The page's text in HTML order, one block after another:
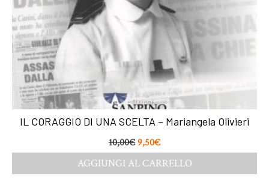
IL CORAGGIO DI UNA SCELTA – Mariangela Olivieri
10,00€9,50€
AGGIUNGI AL CARRELLO